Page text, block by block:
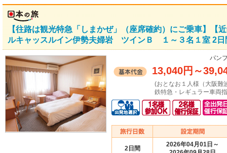
【往路は観光特急「しまかぜ」（座席確約）にご乗車】【
ルキャッスルイン伊勢夫婦岩 ツインＢ １～３名１室 2日
パン
13,040円 ～
(おとなお１人様（大阪難
鉄特急・レギュラー車両
2日間
2026年04月01日～